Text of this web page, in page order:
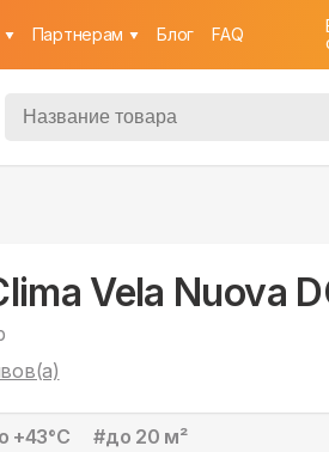
Партнерам Блог FAQ
Vela Nuova
+43°С #до 20 м²